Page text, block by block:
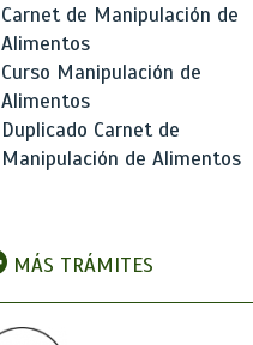
Carnet de Manipulación de
Alimentos
Curso Manipulación de
Alimentos
Duplicado Carnet de
Manipulación de Alimentos
MÁS TRÁMITES